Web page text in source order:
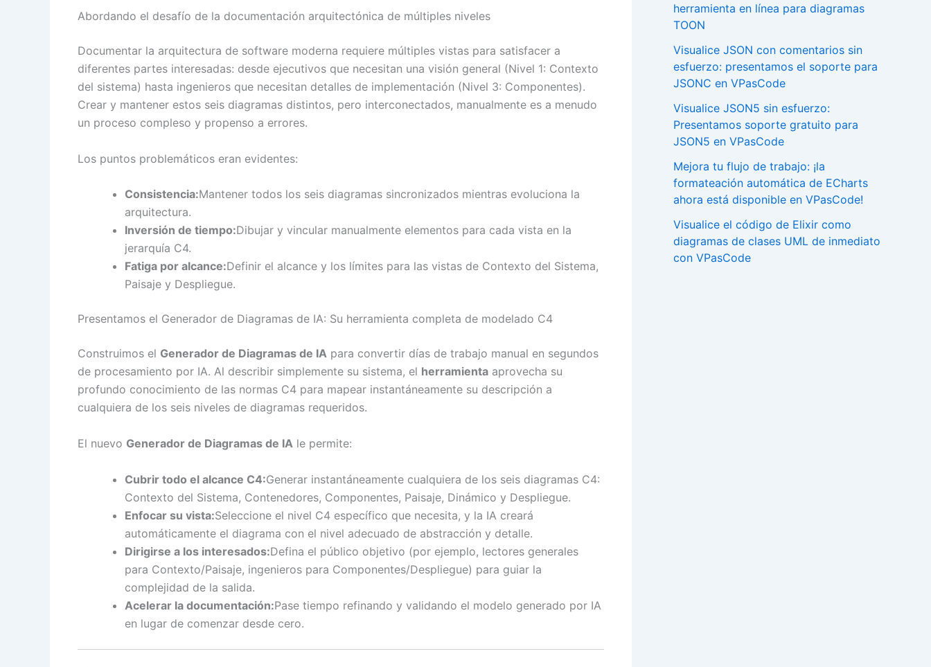
Abordando el desafío de la documentación arquitectónica de múltiples niveles
Documentar la arquitectura de software moderna requiere múltiples vistas para satisfacer a
diferentes partes interesadas: desde ejecutivos que necesitan una visión general (Nivel 1: Contexto
del sistema) hasta ingenieros que necesitan detalles de implementación (Nivel 3: Componentes).
Crear y mantener estos seis diagramas distintos, pero interconectados, manualmente es a menudo
un proceso compleso y propenso a errores.
Los puntos problemáticos eran evidentes:
Consistencia:Mantener todos los seis diagramas sincronizados mientras evoluciona la
arquitectura.
Inversión de tiempo:Dibujar y vincular manualmente elementos para cada vista en la
jerarquía C4.
Fatiga por alcance:Definir el alcance y los límites para las vistas de Contexto del Sistema,
Paisaje y Despliegue.
Presentamos el Generador de Diagramas de IA: Su herramienta completa de modelado C4
Construimos el Generador de Diagramas de IA para convertir días de trabajo manual en segundos
de procesamiento por IA. Al describir simplemente su sistema, el herramienta aprovecha su
profundo conocimiento de las normas C4 para mapear instantáneamente su descripción a
cualquiera de los seis niveles de diagramas requeridos.
El nuevo Generador de Diagramas de IA le permite:
Cubrir todo el alcance C4:Generar instantáneamente cualquiera de los seis diagramas C4:
Contexto del Sistema, Contenedores, Componentes, Paisaje, Dinámico y Despliegue.
Enfocar su vista:Seleccione el nivel C4 específico que necesita, y la IA creará
automáticamente el diagrama con el nivel adecuado de abstracción y detalle.
Dirigirse a los interesados:Defina el público objetivo (por ejemplo, lectores generales
para Contexto/Paisaje, ingenieros para Componentes/Despliegue) para guiar la
complejidad de la salida.
Acelerar la documentación:Pase tiempo refinando y validando el modelo generado por IA
en lugar de comenzar desde cero.
herramienta en línea para diagramas
TOON
Visualice JSON con comentarios sin
esfuerzo: presentamos el soporte para
JSONC en VPasCode
Visualice JSON5 sin esfuerzo:
Presentamos soporte gratuito para
JSON5 en VPasCode
Mejora tu flujo de trabajo: ¡la
formateación automática de ECharts
ahora está disponible en VPasCode!
Visualice el código de Elixir como
diagramas de clases UML de inmediato
con VPasCode